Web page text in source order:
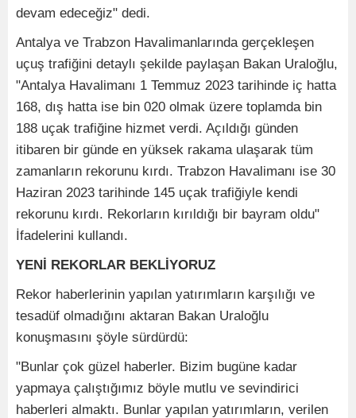
devam edeceğiz" dedi.
Antalya ve Trabzon Havalimanlarında gerçekleşen
uçuş trafiğini detaylı şekilde paylaşan Bakan Uraloğlu,
"Antalya Havalimanı 1 Temmuz 2023 tarihinde iç hatta
168, dış hatta ise bin 020 olmak üzere toplamda bin
188 uçak trafiğine hizmet verdi. Açıldığı günden
itibaren bir günde en yüksek rakama ulaşarak tüm
zamanların rekorunu kırdı. Trabzon Havalimanı ise 30
Haziran 2023 tarihinde 145 uçak trafiğiyle kendi
rekorunu kırdı. Rekorların kırıldığı bir bayram oldu"
İfadelerini kullandı.
YENİ REKORLAR BEKLİYORUZ
Rekor haberlerinin yapılan yatırımların karşılığı ve
tesadüf olmadığını aktaran Bakan Uraloğlu
konuşmasını şöyle sürdürdü:
"Bunlar çok güzel haberler. Bizim bugüne kadar
yapmaya çalıştığımız böyle mutlu ve sevindirici
haberleri almaktı. Bunlar yapılan yatırımların, verilen